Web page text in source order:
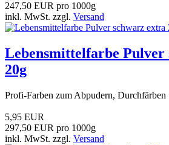
247,50 EUR pro 1000g
inkl. MwSt. zzgl. Versand
Lebensmittelfarbe Pulver
20g
Profi-Farben zum Abpudern, Durchfärben
5,95 EUR
297,50 EUR pro 1000g
inkl. MwSt. zzgl. Versand